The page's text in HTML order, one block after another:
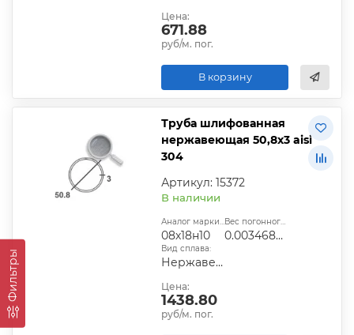
Фильтры
Цена:
671.88
руб/м. пог.
В корзину
Труба шлифованная
нержавеющая 50,8х3 aisi
304
Артикул: 15372
В наличии
Аналог марки стали:
08х18н10
Вес погонного метра, т.:
0.003468846
Вид сплава:
Нержавеющий
Цена:
1438.80
руб/м. пог.